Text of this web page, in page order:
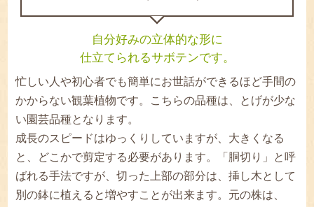
自分好みの立体的な形に
仕立てられるサボテンです。
忙しい人や初心者でも簡単にお世話ができるほど手間の
かからない観葉植物です。こちらの品種は、とげが少な
い園芸品種となります。
成長のスピードはゆっくりしていますが、大きくなる
と、どこかで剪定する必要があります。「胴切り」と呼
ばれる手法ですが、切った上部の部分は、挿し木として
別の鉢に植えると増やすことが出来ます。元の株は、